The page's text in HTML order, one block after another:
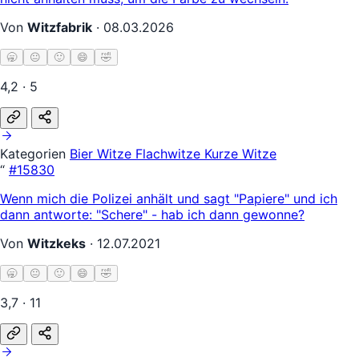
Von Witzfabrik · 08.03.2026
🥱 😐 🙂 😄 🤣
4,2 · 5
Kategorien Bier Witze Flachwitze Kurze Witze
“ #15830
Wenn mich die Polizei anhält und sagt "Papiere" und ich
dann antworte: "Schere" - hab ich dann gewonne?
Von Witzkeks · 12.07.2021
🥱 😐 🙂 😄 🤣
3,7 · 11